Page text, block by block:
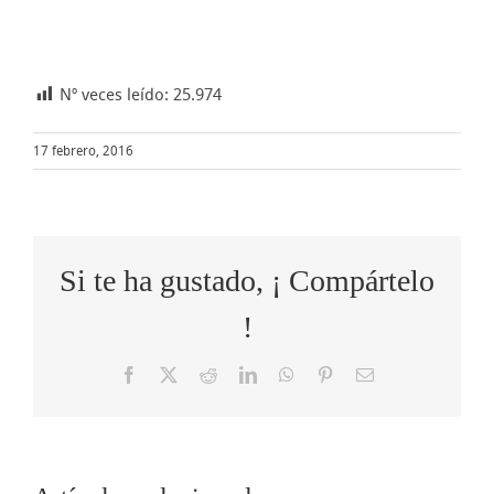
Nº veces leído: 25.974
17 febrero, 2016
Si te ha gustado, ¡ Compártelo
!
Facebook RedditLinkedInWhatsApp
PinterestCorreo